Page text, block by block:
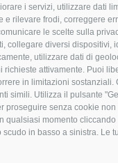
i servizi, utilizzare dati
e rilevare frodi, correggere
le scelte sulla
collegare diversi dispositivi,
utilizzare dati di
attivamente. Puoi
in limitazioni sostanziali.
simili. Utilizza il pulsante
proseguire senza cookie non
qualsiasi momento
in basso a sinistra. Le